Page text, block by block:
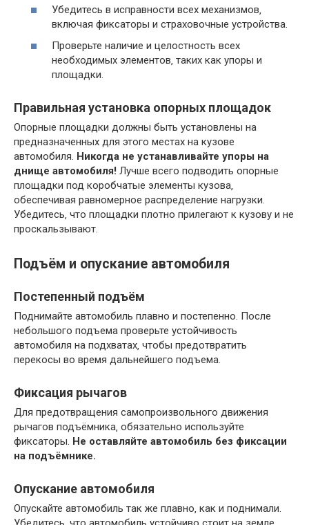
Убедитесь в исправности всех механизмов‚
включая фиксаторы и страховочные устройства.
Проверьте наличие и целостность всех
необходимых элементов‚ таких как упоры и
площадки.
Правильная установка опорных площадок
Опорные площадки должны быть установлены на
предназначенных для этого местах на кузове
автомобиля. Никогда не устанавливайте упоры на
днище автомобиля! Лучше всего подводить опорные
площадки под коробчатые элементы кузова‚
обеспечивая равномерное распределение нагрузки.
Убедитесь‚ что площадки плотно прилегают к кузову и не
проскальзывают.
Подъём и опускание автомобиля
Постепенный подъём
Поднимайте автомобиль плавно и постепенно. После
небольшого подъема проверьте устойчивость
автомобиля на подхватах‚ чтобы предотвратить
перекосы во время дальнейшего подъема.
Фиксация рычагов
Для предотвращения самопроизвольного движения
рычагов подъёмника‚ обязательно используйте
фиксаторы. Не оставляйте автомобиль без фиксации
на подъёмнике.
Опускание автомобиля
Опускайте автомобиль так же плавно‚ как и поднимали.